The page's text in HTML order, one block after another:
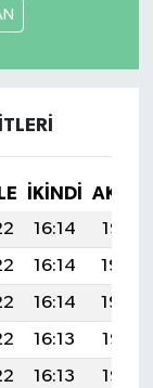
İKINDI
16:14
19:35
16:14
19:34
16:14
19:34
16:13
19:33
16:13
19:32